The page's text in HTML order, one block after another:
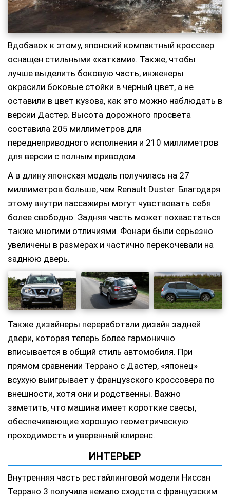
Вдобавок к этому, японский компактный кроссвер
оснащен стильными «катками». Также, чтобы
лучше выделить боковую часть, инженеры
окрасили боковые стойки в черный цвет, а не
оставили в цвет кузова, как это можно наблюдать в
версии Дастер. Высота дорожного просвета
составила 205 миллиметров для
переднеприводного исполнения и 210 миллиметров
для версии с полным приводом.
А в длину японская модель получилась на 27
миллиметров больше, чем Renault Duster. Благодаря
этому внутри пассажиры могут чувствовать себя
более свободно. Задняя часть может похвастаться
также многими отличиями. Фонари были серьезно
увеличены в размерах и частично перекочевали на
заднюю дверь.
Также дизайнеры переработали дизайн задней
двери, которая теперь более гармонично
вписывается в общий стиль автомобиля. При
прямом сравнении Террано с Дастер, «японец»
всухую выигрывает у французского кроссовера по
внешности, хотя они и родственны. Важно
заметить, что машина имеет короткие свесы,
обеспечивающие хорошую геометрическую
проходимость и уверенный клиренс.
ИНТЕРЬЕР
Внутренняя часть рестайлинговой модели Ниссан
Террано 3 получила немало сходств с французским